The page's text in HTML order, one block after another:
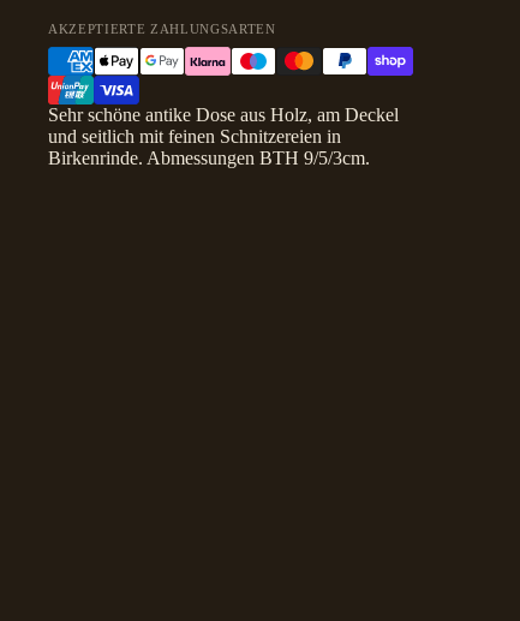
AKZEPTIERTE ZAHLUNGSARTEN
Sehr schöne antike Dose aus Holz, am Deckel
und seitlich mit feinen Schnitzereien in
Birkenrinde. Abmessungen BTH 9/5/3cm.